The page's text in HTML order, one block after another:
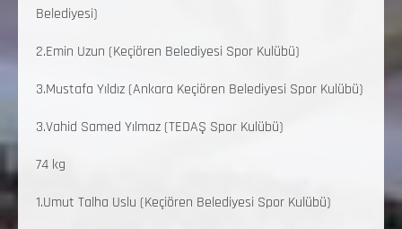
Belediyesi)
2.Emin Uzun (Keçiören Belediyesi Spor Kulübü)
3.Mustafa Yıldız (Ankara Keçiören Belediyesi Spor Kulübü)
3.Vahid Samed Yılmaz (TEDAŞ Spor Kulübü)
74 kg
1.Umut Talha Uslu (Keçiören Belediyesi Spor Kulübü)